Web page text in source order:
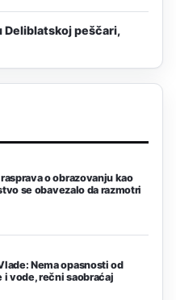
Deliblatskoj peščari,
o obrazovanju kao
se obavezalo da razmotri
Nema opasnosti od
i vode, rečni saobraćaj